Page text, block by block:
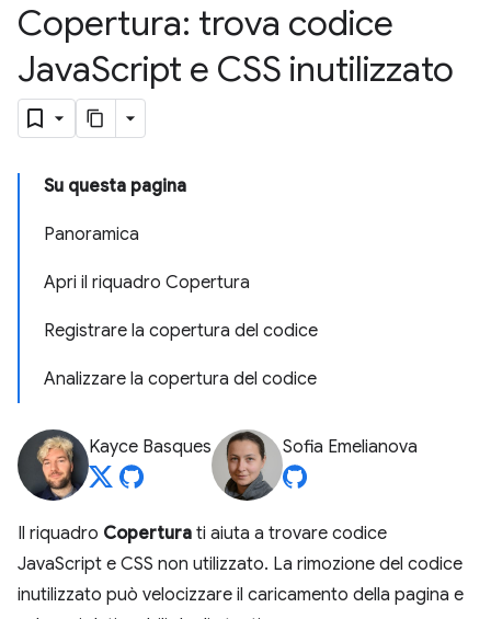
Copertura: trova codice
JavaScript e CSS inutilizzato
Su questa pagina
Panoramica
Apri il riquadro Copertura
Registrare la copertura del codice
Analizzare la copertura del codice
Kayce Basques Sofia Emelianova
Il riquadro Copertura ti aiuta a trovare codice
JavaScript e CSS non utilizzato. La rimozione del codice
inutilizzato può velocizzare il caricamento della pagina e